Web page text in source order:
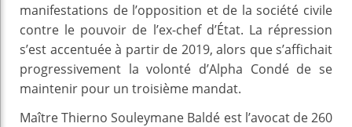
manifestations de l’opposition et de la société civile
contre le pouvoir de l’ex-chef d’État. La répression
s’est accentuée à partir de 2019, alors que s’affichait
progressivement la volonté d’Alpha Condé de se
maintenir pour un troisième mandat.
Maître Thierno Souleymane Baldé est l’avocat de 260